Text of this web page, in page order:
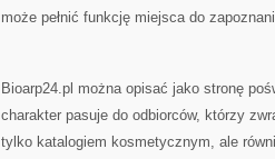
może pełnić funkcję miejsca do
Bioarp24.pl można opisać jako stronę
charakter pasuje do odbiorców, którzy
tylko katalogiem kosmetycznym, ale